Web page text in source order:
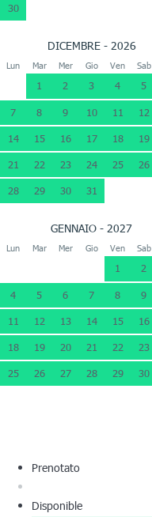
30
DICEMBRE - 2026
Lun Mar Mer Gio Ven Sab
1 2 3 4 5
7 8 9 10 11 12
14 15 16 17 18 19
21 22 23 24 25 26
28 29 30 31
GENNAIO - 2027
Lun Mar Mer Gio Ven Sab
1 2
4 5 6 7 8 9
11 12 13 14 15 16
18 19 20 21 22 23
25 26 27 28 29 30
Prenotato
Disponible